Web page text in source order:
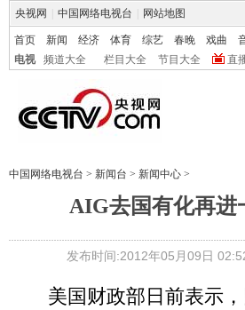
央视网 中国网络电视台 网站地图
首页 新闻 经济 体育 综艺 春晚 戏曲
电视
频道大全 栏目大全 节目大全 直
中国网络电视台 > 新闻台 > 新闻中心 >
AIG去国有化再进
发布时间:2012年05月09日
美国财政部日前表示，